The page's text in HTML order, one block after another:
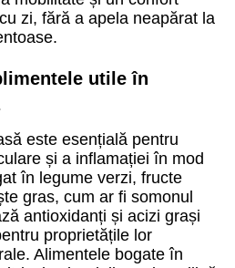
zi, fără a apela neapărat la
utile în
este esențială pentru
și a inflamației în mod
în legume verzi, fructe
gras, cum ar fi somonul
antioxidanți și acizi grași
proprietățile lor
Alimentele bogate în